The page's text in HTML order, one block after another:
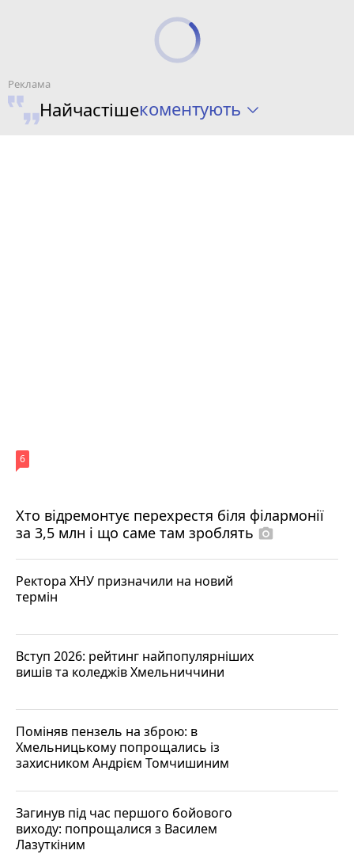
Найчастішекоментують
Хто відремонтує перехрестя біля філармонії
за 3,5 млн і що саме там зроблять photo_camera
6
Ректора ХНУ призначили на новий
термін
Вступ 2026: рейтинг найпопулярніших
вишів та коледжів Хмельниччини
Поміняв пензель на зброю: в
Хмельницькому попрощались із
захисником Андрієм Томчишиним
Загинув під час першого бойового
виходу: попрощалися з Василем
Лазуткіним